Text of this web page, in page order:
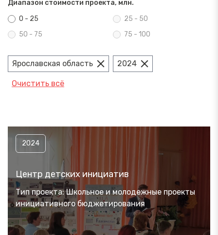
Диапазон стоимости проекта, млн.
0 - 25
25 - 50
50 - 75
75 - 100
Ярославская область 2024
Очистить всё
2024
Центр детских инициатив
Тип проекта: Школьное и молодежные проекты
инициативного бюджетирования